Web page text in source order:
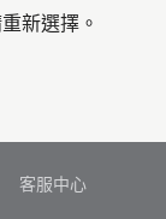
新選擇。
客服中心